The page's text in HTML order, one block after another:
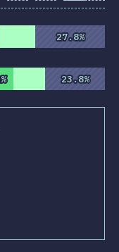
27.8%
27.8%
23.8%
23.8%